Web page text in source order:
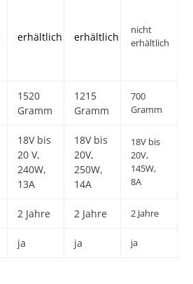
erhältlich erhältlich
nicht
erhältlich
1520
Gramm
1215
Gramm
700
Gramm
18V bis
20 V,
240W,
13A
18V bis
20V,
250W,
14A
18V bis
20V,
145W,
8A
2 Jahre 2 Jahre 2 Jahre
ja ja ja